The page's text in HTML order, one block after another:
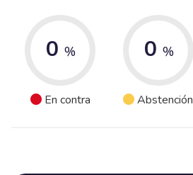
0 %
En contra
0 %
Abstención